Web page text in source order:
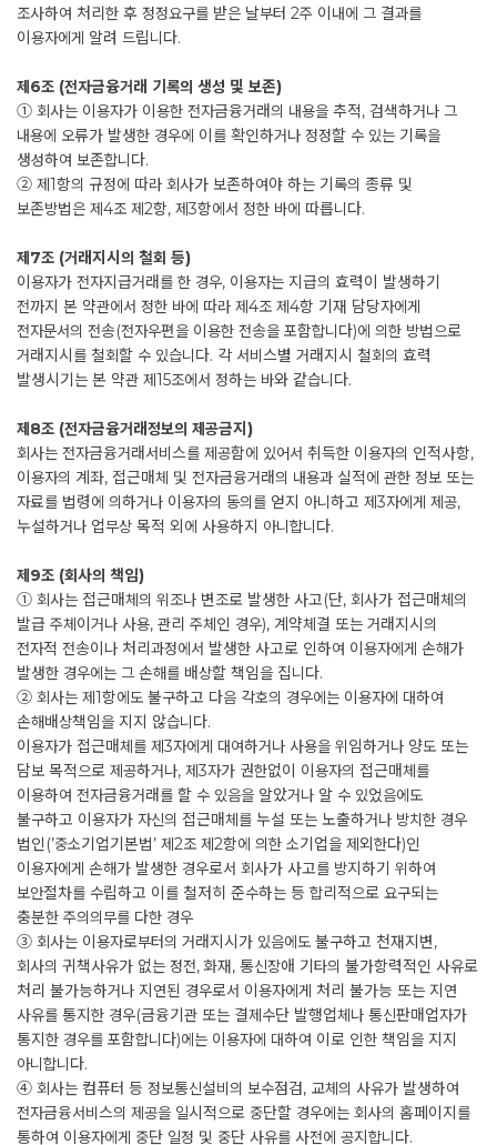
조사하여 처리한 후 정정요구를 받은 날부터 2주 이내에 그 결과를
이용자에게 알려 드립니다.
제6조 (전자금융거래 기록의 생성 및 보존)
① 회사는 이용자가 이용한 전자금융거래의 내용을 추적, 검색하거나 그
내용에 오류가 발생한 경우에 이를 확인하거나 정정할 수 있는 기록을
생성하여 보존합니다.
② 제1항의 규정에 따라 회사가 보존하여야 하는 기록의 종류 및
보존방법은 제4조 제2항, 제3항에서 정한 바에 따릅니다.
제7조 (거래지시의 철회 등)
이용자가 전자지급거래를 한 경우, 이용자는 지급의 효력이 발생하기
전까지 본 약관에서 정한 바에 따라 제4조 제4항 기재 담당자에게
전자문서의 전송(전자우편을 이용한 전송을 포함합니다)에 의한 방법으로
거래지시를 철회할 수 있습니다. 각 서비스별 거래지시 철회의 효력
발생시기는 본 약관 제15조에서 정하는 바와 같습니다.
제8조 (전자금융거래정보의 제공금지)
회사는 전자금융거래서비스를 제공함에 있어서 취득한 이용자의 인적사항,
이용자의 계좌, 접근매체 및 전자금융거래의 내용과 실적에 관한 정보 또는
자료를 법령에 의하거나 이용자의 동의를 얻지 아니하고 제3자에게 제공,
누설하거나 업무상 목적 외에 사용하지 아니합니다.
제9조 (회사의 책임)
① 회사는 접근매체의 위조나 변조로 발생한 사고(단, 회사가 접근매체의
발급 주체이거나 사용, 관리 주체인 경우), 계약체결 또는 거래지시의
전자적 전송이나 처리과정에서 발생한 사고로 인하여 이용자에게 손해가
발생한 경우에는 그 손해를 배상할 책임을 집니다.
② 회사는 제1항에도 불구하고 다음 각호의 경우에는 이용자에 대하여
손해배상책임을 지지 않습니다.
이용자가 접근매체를 제3자에게 대여하거나 사용을 위임하거나 양도 또는
담보 목적으로 제공하거나, 제3자가 권한없이 이용자의 접근매체를
이용하여 전자금융거래를 할 수 있음을 알았거나 알 수 있었음에도
불구하고 이용자가 자신의 접근매체를 누설 또는 노출하거나 방치한 경우
법인(’중소기업기본법’ 제2조 제2항에 의한 소기업을 제외한다)인
이용자에게 손해가 발생한 경우로서 회사가 사고를 방지하기 위하여
보안절차를 수립하고 이를 철저히 준수하는 등 합리적으로 요구되는
충분한 주의의무를 다한 경우
③ 회사는 이용자로부터의 거래지시가 있음에도 불구하고 천재지변,
회사의 귀책사유가 없는 정전, 화재, 통신장애 기타의 불가항력적인 사유로
처리 불가능하거나 지연된 경우로서 이용자에게 처리 불가능 또는 지연
사유를 통지한 경우(금융기관 또는 결제수단 발행업체나 통신판매업자가
통지한 경우를 포함합니다)에는 이용자에 대하여 이로 인한 책임을 지지
아니합니다.
④ 회사는 컴퓨터 등 정보통신설비의 보수점검, 교체의 사유가 발생하여
전자금융서비스의 제공을 일시적으로 중단할 경우에는 회사의 홈페이지를
통하여 이용자에게 중단 일정 및 중단 사유를 사전에 공지합니다.